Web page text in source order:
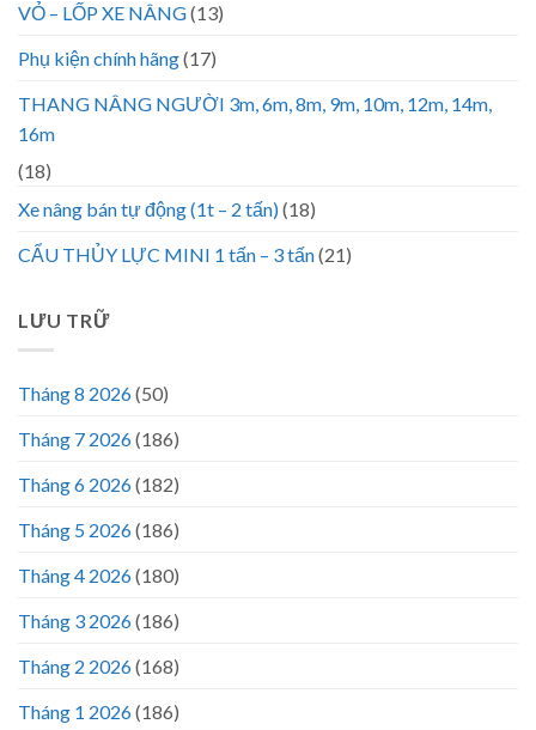
VỎ – LỐP XE NÂNG(13)
Phụ kiện chính hãng(17)
THANG NÂNG NGƯỜI 3m, 6m, 8m, 9m, 10m, 12m, 14m,
16m
(18)
Xe nâng bán tự động (1t – 2 tấn)(18)
CẨU THỦY LỰC MINI 1 tấn – 3 tấn(21)
LƯU TRỮ
Tháng 8 2026(50)
Tháng 7 2026(186)
Tháng 6 2026(182)
Tháng 5 2026(186)
Tháng 4 2026(180)
Tháng 3 2026(186)
Tháng 2 2026(168)
Tháng 1 2026(186)